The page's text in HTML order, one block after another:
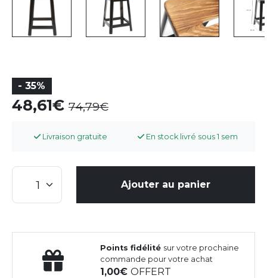
- 35%
48,61 74,79
Livraison gratuite En stock livré sous 1 sem
Ajouter au panier
Points fidélité sur votre prochaine
commande pour votre achat
1,00OFFERT